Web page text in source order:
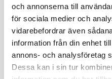
och annonserna till
för sociala medier och
vidarebefordrar även
information från din enhet
annons- och analysföretag
Dessa kan i sin tur
Borås:
033-340 20 00
Alingsås:0322-62 48 00